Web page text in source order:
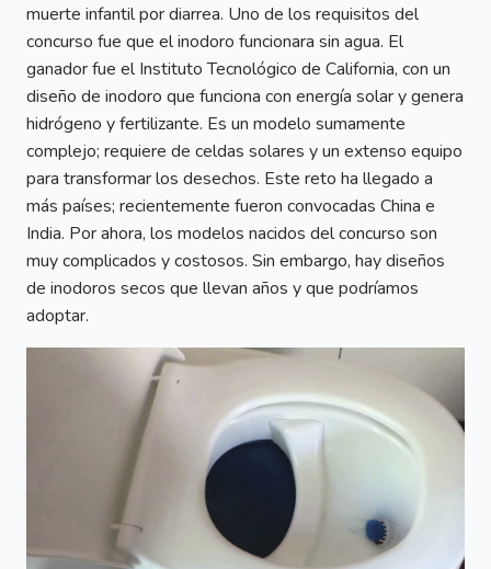
muerte infantil por diarrea. Uno de los requisitos del
concurso fue que el inodoro funcionara sin agua. El
ganador fue el Instituto Tecnológico de California, con un
diseño de inodoro que funciona con energía solar y genera
hidrógeno y fertilizante. Es un modelo sumamente
complejo; requiere de celdas solares y un extenso equipo
para transformar los desechos. Este reto ha llegado a
más países; recientemente fueron convocadas China e
India. Por ahora, los modelos nacidos del concurso son
muy complicados y costosos. Sin embargo, hay diseños
de inodoros secos que llevan años y que podríamos
adoptar.